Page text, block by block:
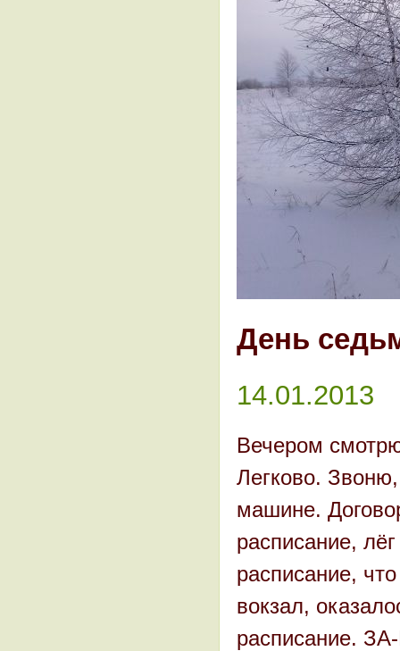
День
14.01.2013
Вечером
Легково.
машине.
расписание,
расписание,
вокзал,
расписание.